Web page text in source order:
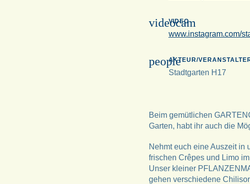
videocam
VIDEO
www.instagram.com/
peopleAKTEUR/
Stadtgarten H17
Beim gemütlichen
Garten, habt ihr auch die
Nehmt euch eine Auszeit in
frischen Crêpes und Limo
Unser kleiner
gehen verschiedene